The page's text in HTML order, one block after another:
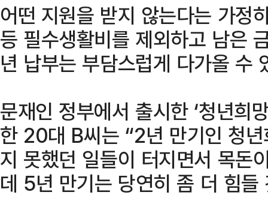
어떤 지원을 받지 않는다는 가정
등 필수생활비를 제외하고 남은
년 납부는 부담스럽게 다가올 수
문재인 정부에서 출시한 ‘청년희
한 20대 B씨는 “2년 만기인 청
지 못했던 일들이 터지면서 목돈
데 5년 만기는 당연히 좀 더 힘들